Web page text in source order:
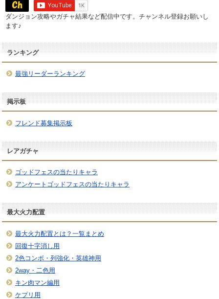
ダンジョン攻略やガチャ結果など配信中です。チャンネル登録お願いし
ます♪
ランキング
最強リーダーランキング
掲示板
フレンド募集掲示板
レアガチャ
ゴッドフェスの当たりキャラ
アンケートゴッドフェスの当たりキャラ
最大火力配置
最大火力配置とは？一覧まとめ
回復十字消し用
2色コンボ・列強化・英雄神用
2way・二色用
キン肉マン編用
ケプリ用